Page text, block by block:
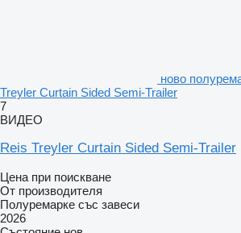
ново
Treyler Curtain Sided Semi-Trailer
7
ВИДЕО
Reis Treyler Curtain Sided Semi-Trailer
Цена при поискване
От производителя
Полуремарке със завеси
2026